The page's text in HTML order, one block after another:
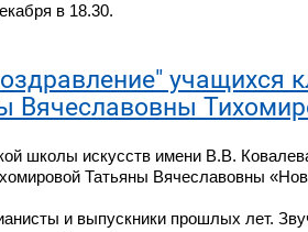
в 18.30.
учащихся
Вячеславовны
школы искусств имени В.В.
Татьяны Вячеславовны
и выпускники прошлых лет.